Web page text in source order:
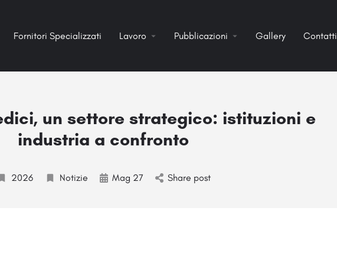
Fornitori Specializzati Lavoro Pubblicazioni Gallery Contatti
un settore strategico: istituzioni e
industria a confronto
2026 Notizie Mag 27 Share post